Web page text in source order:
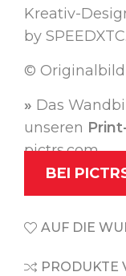
Kreativ-
by
© Originalbild
» Das
unseren
pictrs.com.
BEI
AUF DIE
PRODUKTE